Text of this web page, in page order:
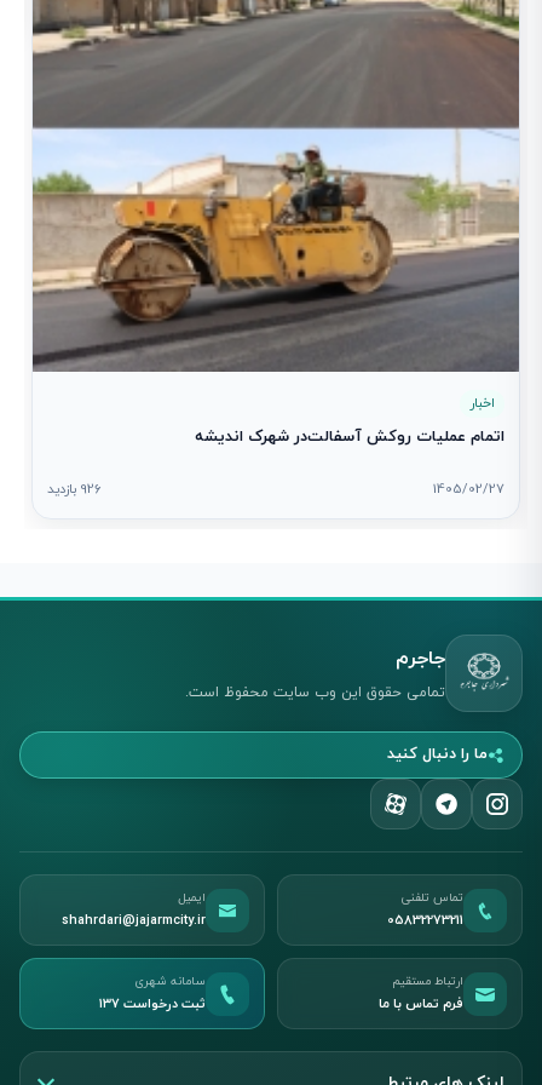
اخبار
اتمام عملیات روکش آسفالت‌در شهرک اندیشه
1405/02/27 926 بازدید
جاجرم
تمامی حقوق این وب سایت محفوظ است.
ما را دنبال کنید
تماس تلفنی
05832273211
ایمیل
shahrdari@jajarmcity.ir
ارتباط مستقیم
فرم تماس با ما
سامانه شهری
ثبت درخواست ۱۳۷